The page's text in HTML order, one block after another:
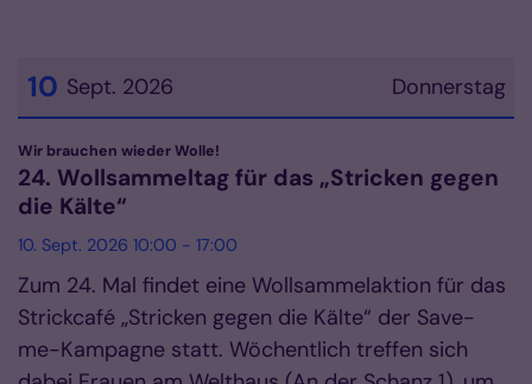
Donnerstag
10 Sept. 2026
Datum: 10. September 2026
Wir brauchen wieder Wolle!
24. Wollsammeltag für das „Stricken gegen
die Kälte“
10. Sept. 2026 10:00 - 17:00
Zum 24. Mal findet eine Wollsammelaktion für das
Strickcafé „Stricken gegen die Kälte“ der Save-
me-Kampagne statt. Wöchentlich treffen sich